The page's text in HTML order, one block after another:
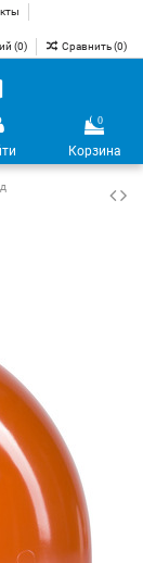
(0) Сравнить (0)
0
Корзина